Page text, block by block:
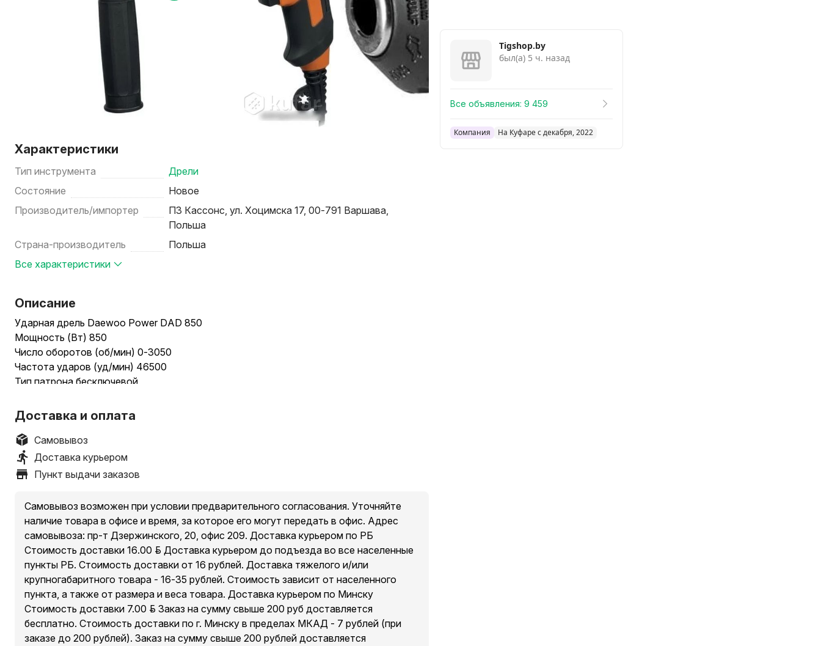
Характеристики
Тип инструмента
Дрели
Состояние
Новое
Производитель/импортер
ПЗ Кассонс, ул. Хоцимска 17, 00-791 Варшава,
Польша
Страна-производитель
Польша
Все характеристики
Описание
Ударная дрель Daewoo Power DAD 850
Мощность (Вт) 850
Число оборотов (об/мин) 0-3050
Частота ударов (уд/мин) 46500
Тип патрона бесключевой
Максимальный диаметр сверления в бетоне (мм) 18
Максимальный диаметр сверления в металле (мм) 14
Наличие реверса есть
Регулировка оборотов есть
Длина провода (м) 2
Вес (кг) 2.1
Комплектация-рукоятка
-ограничитель глубины
-ключ для патрона
-угольные щетки
Доставка и оплата
Самовывоз
Доставка курьером
Пункт выдачи заказов
Самовывоз возможен при условии предварительного согласования. Уточняйте
наличие товара в офисе и время, за которое его могут передать в офис. Адрес
самовывоза: пр-т Дзержинского, 20, офис 209. Доставка курьером по РБ
Стоимость доставки 16.00 руб. Доставка курьером до подъезда во все населенные
пункты РБ. Стоимость доставки от 16 рублей. Доставка тяжелого и/или
крупногабаритного товара - 16-35 рублей. Стоимость зависит от населенного
пункта, а также от размера и веса товара. Доставка курьером по Минску
Стоимость доставки 7.00 руб. Заказ на сумму свыше 200 руб доставляется
бесплатно. Стоимость доставки по г. Минску в пределах МКАД - 7 рублей (при
заказе до 200 рублей). Заказ на сумму свыше 200 рублей доставляется
Tigshop.by
был(а) 5 ч. назад
Все объявления: 9 459
Компания На Куфаре с декабря, 2022